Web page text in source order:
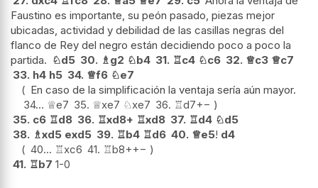
Faustino es importante, su peón pasado, piezas mejor
ubicadas, actividad y debilidad de las casillas negras del
flanco de Rey del negro están decidiendo poco a poco la
partida. ♘d5 30. ♗ g2 ♘b4 31. ♖c4 ♘c6 32. ♕c3 ♕c7
33. h4 h5 34. ♕f6 ♘e7
En caso de la simplificación la ventaja sería aún mayor.
34... ♕e7 35. ♕xe7 ♘xe7 36. ♖d7+−
35. c6 ♖d8 36. ♖xd8+ ♖xd8 37. ♖d4 ♘d5
38. ♗xd5 exd5 39. ♖b4 ♖d6 40. ♕e5! d4
40... ♖xc6 41. ♖b8++−
41. ♖b7 1-0